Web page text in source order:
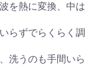
を熱に変換、中は
らずでらくらく調
洗うのも手間いら